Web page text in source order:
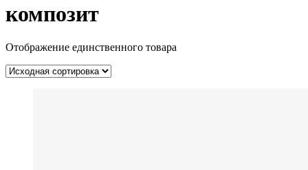
композит
Отображение единственного товара